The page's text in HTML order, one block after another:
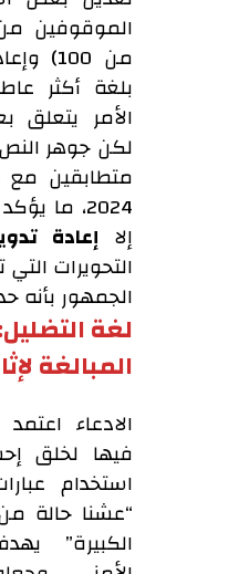
من
بلغة أكثر
الأمر يتعلق
لكن جوهر
2024، ما
إلا إعادة
التحويرات
الجمهور بأنه
لغة
المبالغة
الادعاء
فيها لخلق
استخدام
“عشنا حالة من
الكبيرة”